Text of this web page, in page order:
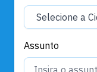
Assunto